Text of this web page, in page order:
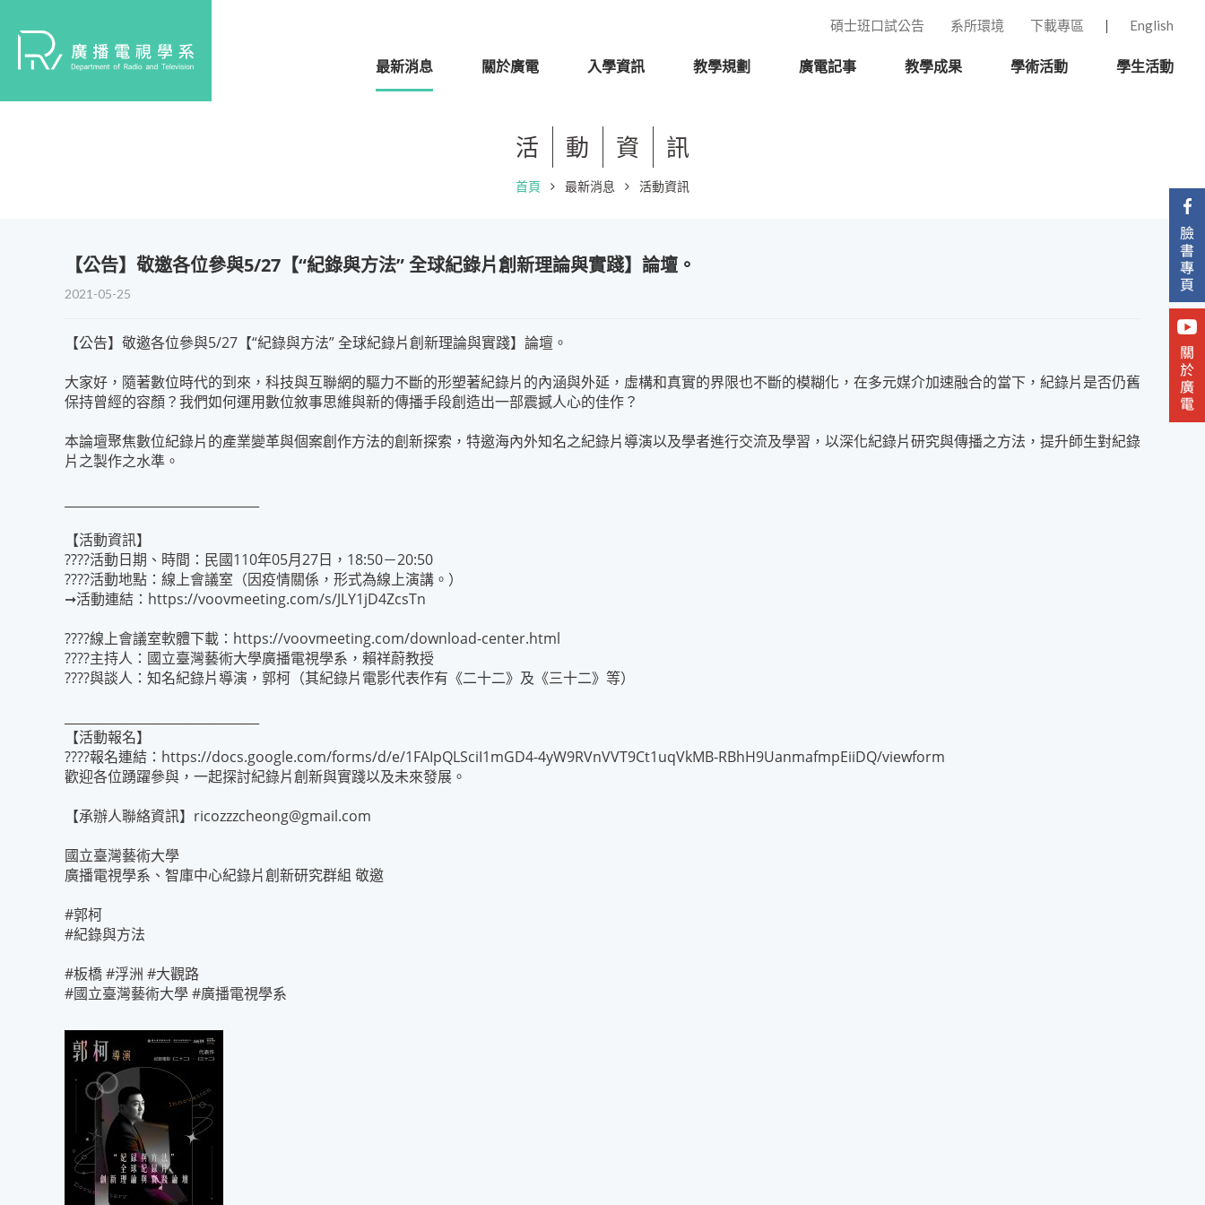
碩士班口試公告 系所環境 下載專區 English
最新消息 關於廣電 入學資訊 教學規劃 廣電記事 教學成果 學術活動 學生活動
活 動 資 訊
首頁 最新消息 活動資訊
【公告】敬邀各位參與5/27【“紀錄與方法” 全球紀錄片創新理論與實踐】論壇。
2021-05-25
【公告】敬邀各位參與5/27【“紀錄與方法” 全球紀錄片創新理論與實踐】論壇。
大家好，隨著數位時代的到來，科技與互聯網的驅力不斷的形塑著紀錄片的內涵與外延，虛構和真實的界限也不斷的模糊化，在多元媒介加速融合的當下，紀錄片是否仍舊
保持曾經的容顏？我們如何運用數位敘事思維與新的傳播手段創造出一部震撼人心的佳作？
本論壇聚焦數位紀錄片的產業變革與個案創作方法的創新探索，特邀海內外知名之紀錄片導演以及學者進行交流及學習，以深化紀錄片研究與傳播之方法，提升師生對紀錄
片之製作之水準。
【活動資訊】
????活動日期、時間：民國110年05月27日，18:50－20:50
????活動地點：線上會議室（因疫情關係，形式為線上演講。）
➞活動連結：https://voovmeeting.com/s/JLY1jD4ZcsTn
????線上會議室軟體下載：https://voovmeeting.com/download-center.html
????主持人：國立臺灣藝術大學廣播電視學系，賴祥蔚教授
????與談人：知名紀錄片導演，郭柯（其紀錄片電影代表作有《二十二》及《三十二》等）
【活動報名】
????報名連結：https://docs.google.com/forms/d/e/1FAIpQLSciI1mGD4-4yW9RVnVVT9Ct1uqVkMB-RBhH9UanmafmpEiiDQ/viewform
歡迎各位踴躍參與，一起探討紀錄片創新與實踐以及未來發展。
【承辦人聯絡資訊】ricozzzcheong@gmail.com
國立臺灣藝術大學
廣播電視學系、智庫中心紀錄片創新研究群組 敬邀
#郭柯
#紀錄與方法
#板橋 #浮洲 #大觀路
#國立臺灣藝術大學 #廣播電視學系